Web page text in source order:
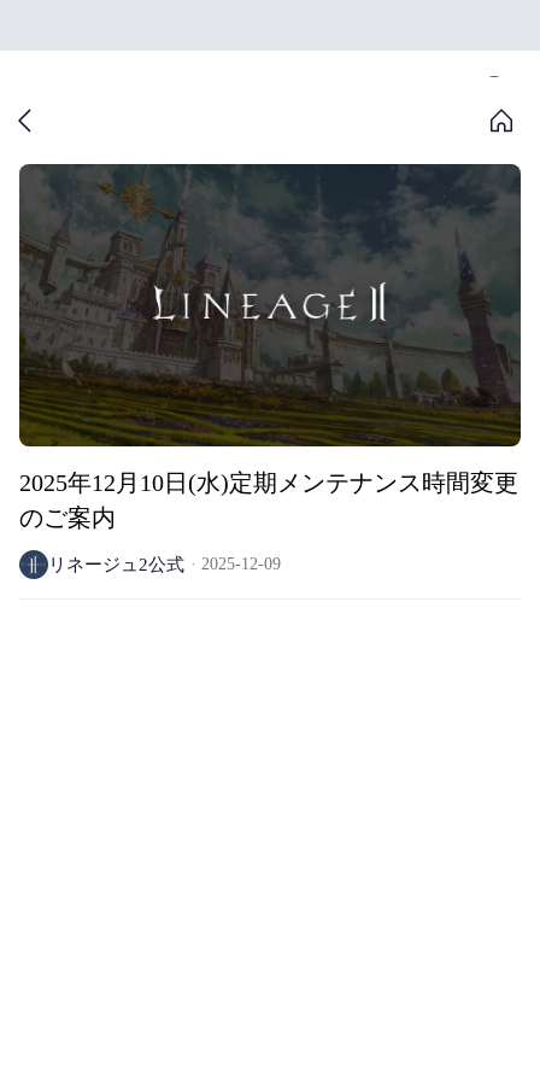
2025年12月10日(水)定期メンテナンス時間変更
のご案内
リネージュ2公式 2025-12-09